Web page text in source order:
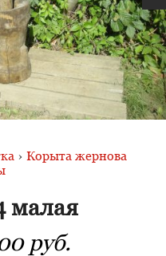
› Корыта жернова
малая
руб.